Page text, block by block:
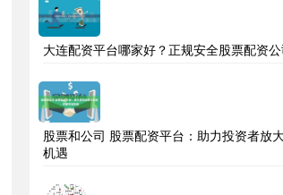
大连配资平台哪家好？正规安全股票配资
股票和公司 股票配资平台：助力投资者放
机遇